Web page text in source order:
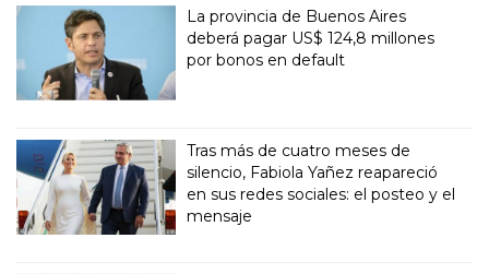
La provincia de Buenos Aires
deberá pagar US$ 124,8 millones
por bonos en default
Tras más de cuatro meses de
silencio, Fabiola Yañez reapareció
en sus redes sociales: el posteo y el
mensaje